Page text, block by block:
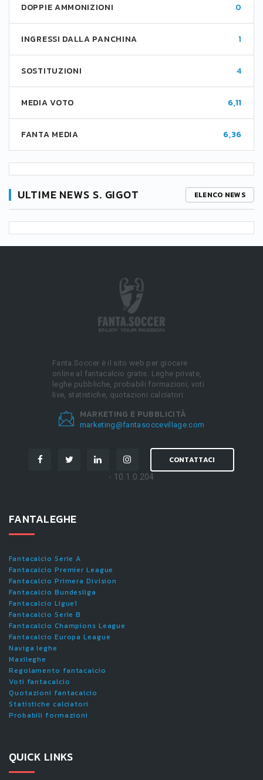
DOPPIE AMMONIZIONI 0
INGRESSI DALLA PANCHINA 1
SOSTITUZIONI 4
MEDIA VOTO 6,11
FANTA MEDIA 6,36
ULTIME NEWS S. GIGOT ELENCO NEWS
Fanta.Soccer è il sito web per giocare
online al fantacalcio gratis. Leghe private,
leghe pubbliche, probabili formazioni, voti
live, statistiche, quotazioni calciatori.
MARKETING E PUBBLICITÀ
marketing@fantasoccevillage.com
CONTATTACI
- 10.1.0.204
FANTALEGHE
Fantacalcio Serie A
Fantacalcio Premier League
Fantacalcio Primera Division
Fantacalcio Bundesliga
Fantacalcio Ligue1
Fantacalcio Serie B
Fantacalcio Champions League
Fantacalcio Europa League
Naviga leghe
Maxileghe
Regolamento fantacalcio
Voti fantacalcio
Quotazioni fantacalcio
Statistiche calciatori
Probabili formazioni
QUICK LINKS